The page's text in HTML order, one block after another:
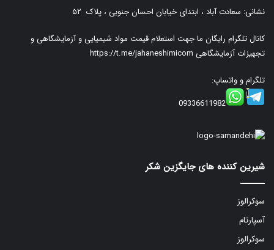
نشانی: سعادت آباد ، ابتدای خیابان احسان جنوبی ، پلاک ۵۲
کانال تلگرام رایگان ما جهت استعلام قیمت مواد شیمیایی و آزمایشگاهی و
تجهیزات آزمایشگاهی https://t.me/jahaneshimicom
تلگرام و واتساپ:
09336611982
شیرین کننده های جایگزین شکر
سوکرالوز
آسپارتام
سوکرالوز